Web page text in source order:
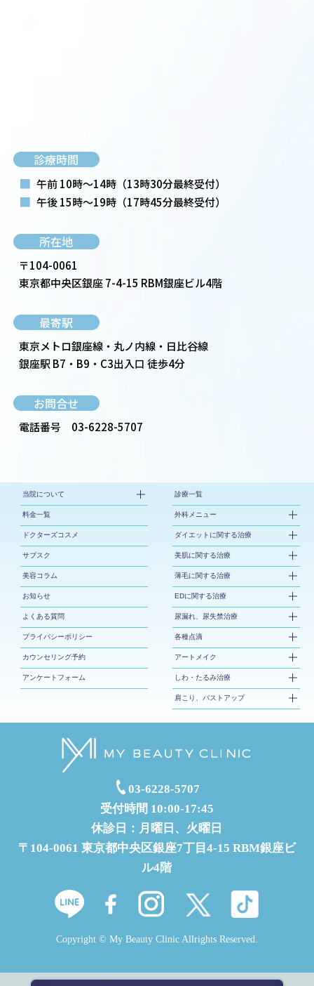
診療時間
■ 午前 10時～14時 （13時30分最終受付）
■ 午後 15時～19時 （17時45分最終受付）
所在地
〒104-0061
東京都中央区銀座 7-4-15 RBM銀座ビル4階
最寄駅
東京メトロ銀座線・丸ノ内線・日比谷線
銀座駅 B7・B9・C3出入口 徒歩4分
お問合せ
電話番号 03-6228-5707
当院について
料金一覧
ドクターズコスメ
サブスク
美容コラム
お知らせ
よくある質問
プライバシーポリシー
カウンセリング予約
アンケートフォーム
診療一覧
外科メニュー
ダイエットに関する治療
美肌に関する治療
薄毛に関する治療
EDに関する治療
尿漏れ、尿失禁治療
各種点滴
アートメイク
しわ・たるみ治療
肩こり、バストアップ
03-6228-5707
受付時間 10:00-17:45
休診日：月曜日、火曜日
〒104-0061 東京都中央区銀座7丁目4-15 RBM銀座ビ
ル4階
Copyright © My Beauty Clinic Allrights Reserved.